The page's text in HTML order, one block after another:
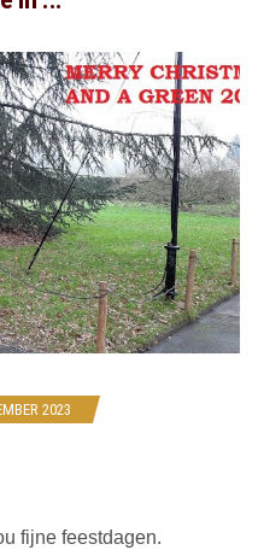
2023
fijne feestdagen.